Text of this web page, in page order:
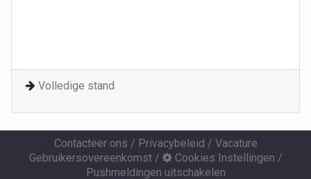
Volledige stand
Contacteer ons / Privacybeleid / Vacature
Gebruikersovereenkomst/ Cookies Instellingen /
Pushmeldingen uitschakelen